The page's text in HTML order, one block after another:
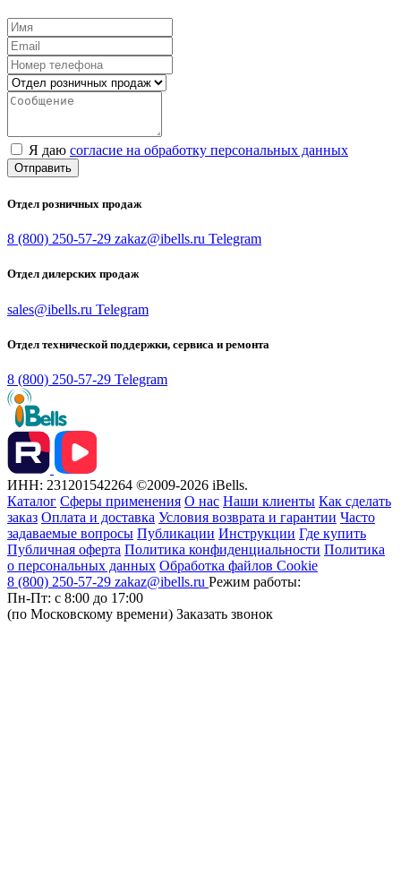
Я даю согласие на обработку персональных данных
Отправить
Отдел розничных продаж
8 (800) 250-57-29 zakaz@ibells.ru Telegram
Отдел дилерских продаж
sales@ibells.ru Telegram
Отдел технической поддержки, сервиса и ремонта
8 (800) 250-57-29 Telegram
ИНН: 231201542264 ©2009-2026 iBells.
Каталог Сферы применения О нас Наши клиенты Как сделать
заказ Оплата и доставка Условия возврата и гарантии Часто
задаваемые вопросы Публикации Инструкции Где купить
Публичная оферта Политика конфиденциальности Политика
о персональных данных Обработка файлов Cookie
8 (800) 250-57-29 zakaz@ibells.ru Режим работы:
Пн-Пт: с 8:00 до 17:00
(по Московскому времени) Заказать звонок